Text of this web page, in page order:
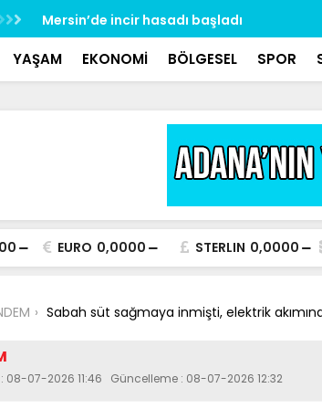
Mersin’de incir hasadı başladı
YAŞAM EKONOMİ BÖLGESEL SPOR
EURO 0,0000 STERLIN 0,0000
Sabah süt sağmaya inmişti, elektrik
: 08-07-2026 11:46 Güncelleme : 08-07-2026 12:32